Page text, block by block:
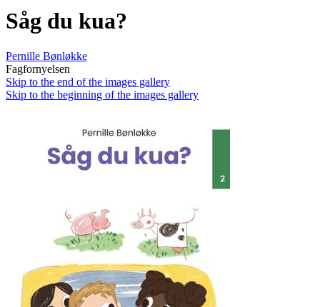
Såg du kua?
Pernille Bønløkke
Fagfornyelsen
Skip to the end of the images gallery
Skip to the beginning of the images gallery